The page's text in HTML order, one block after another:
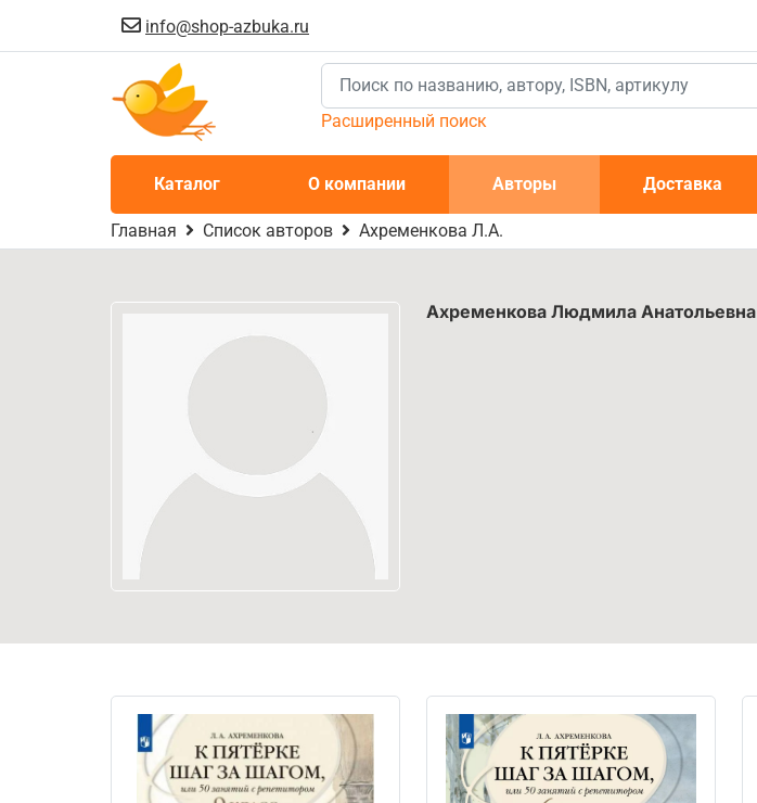
info@shop-azbuka.ru
Расширенный поиск
Каталог О компании Авторы Доставка
Главная Список авторов Ахременкова Л.А.
Ахременкова Людмила Анатольевна